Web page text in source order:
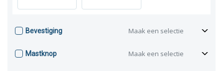
Bevestiging Maak een selectie
Mastknop Maak een selectie